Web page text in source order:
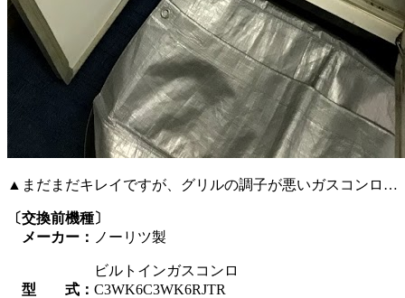
▲まだまだキレイですが、グリルの調子が悪いガスコンロ…
〔交換前機種〕
メーカー： ノーリツ製
ビルトインガスコンロ
型 式： C3WK6C3WK6RJTR